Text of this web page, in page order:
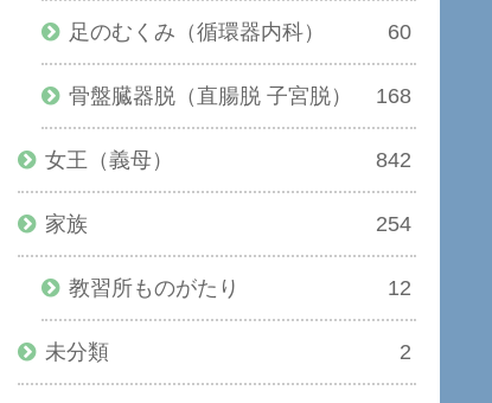
足のむくみ（循環器内科） 60
骨盤臓器脱（直腸脱 子宮脱） 168
女王（義母） 842
家族 254
教習所ものがたり 12
未分類 2